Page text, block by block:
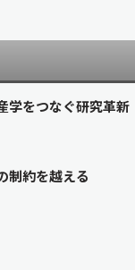
をつなぐ研究革新
制約を越える